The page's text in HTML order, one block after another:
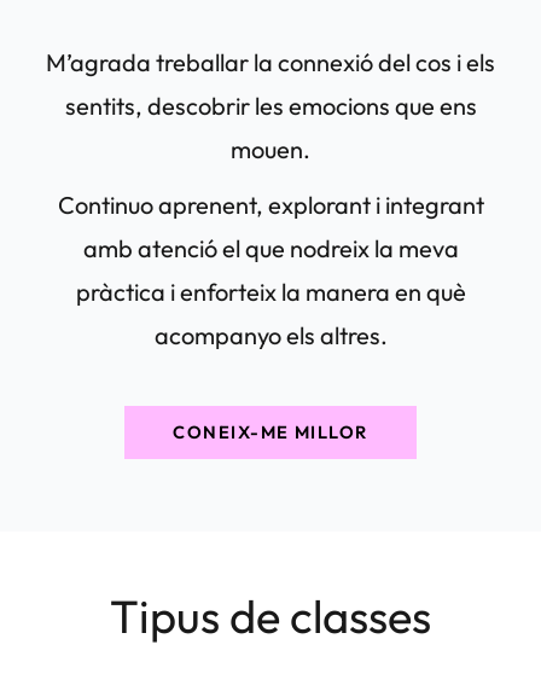
M’agrada treballar la connexió del cos i els
sentits, descobrir les emocions que ens
mouen.
Continuo aprenent, explorant i integrant
amb atenció el que nodreix la meva
pràctica i enforteix la manera en què
acompanyo els altres.
CONEIX-ME MILLOR
Tipus de classes